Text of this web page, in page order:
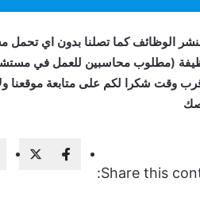
الوظائف كما تصلنا بدون اي تحمل
(مطلوب محاسبين للعمل في
وقت شكرا لكم على متابعة
Share this